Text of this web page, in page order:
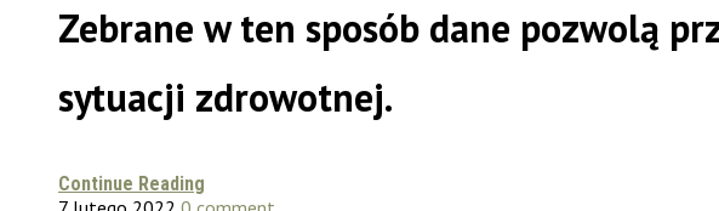
Zebrane w ten sposób dane pozwolą
sytuacji zdrowotnej.
Continue Reading